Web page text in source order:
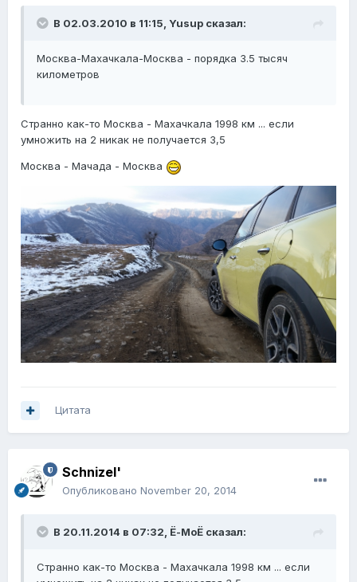
В 02.03.2010 в 11:15, Yusup сказал:
Москва-Махачкала-Москва - порядка 3.5 тысяч
километров
Странно как-то Москва - Махачкала 1998 км ... если
умножить на 2 никак не получается 3,5
Москва - Мачада - Москва
Цитата
Schnizel'
Опубликовано November 20, 2014
В 20.11.2014 в 07:32, Ё-МоЁ сказал:
Странно как-то Москва - Махачкала 1998 км ... если